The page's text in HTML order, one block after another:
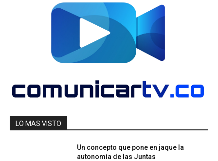
LO MAS VISTO
Un concepto que pone en jaque la
autonomía de las Juntas